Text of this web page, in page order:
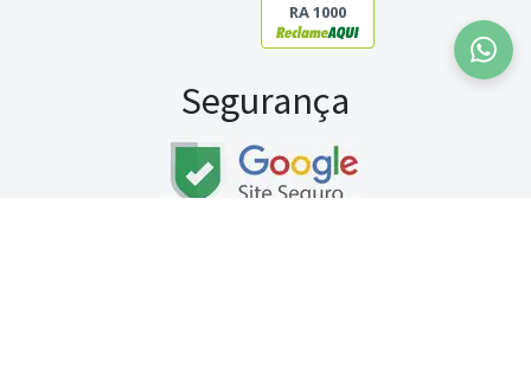
RA 1000
Segurança